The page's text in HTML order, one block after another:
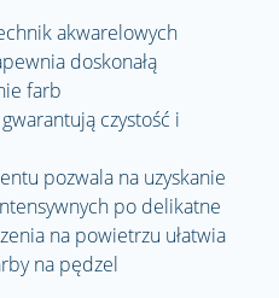
akwarelowych
doskonałą
farb
czystość i
pozwala na uzyskanie
po delikatne
na powietrzu ułatwia
na pędzel